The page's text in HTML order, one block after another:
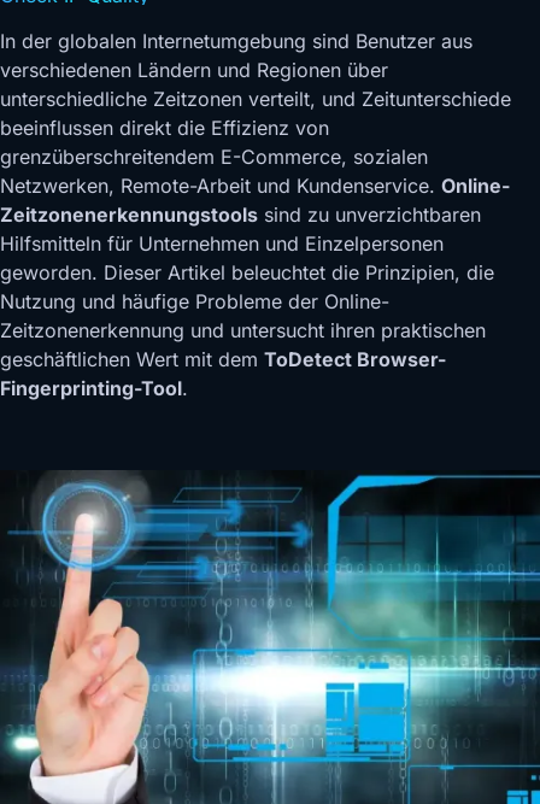
In der globalen Internetumgebung sind Benutzer aus
verschiedenen Ländern und Regionen über
unterschiedliche Zeitzonen verteilt, und Zeitunterschiede
beeinflussen direkt die Effizienz von
grenzüberschreitendem E-Commerce, sozialen
Netzwerken, Remote-Arbeit und Kundenservice. Online-
Zeitzonenerkennungstools sind zu unverzichtbaren
Hilfsmitteln für Unternehmen und Einzelpersonen
geworden. Dieser Artikel beleuchtet die Prinzipien, die
Nutzung und häufige Probleme der Online-
Zeitzonenerkennung und untersucht ihren praktischen
geschäftlichen Wert mit dem ToDetect Browser-
Fingerprinting-Tool.